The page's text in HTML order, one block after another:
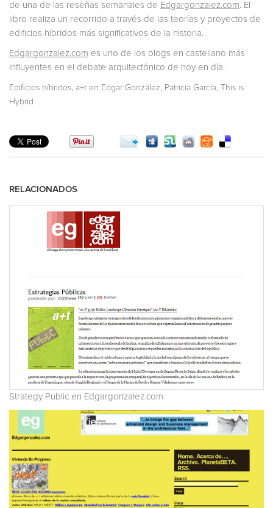
de una de las reseñas semanales de Edgargonzalez.com. El
libro realiza un recorrido a través de las teorías y proyectos de
edificios híbridos más significativos de la historia.
Edgargonzalez.com es uno de los blogs en castellano más
influyentes en el debate arquitectónico de hoy en día.
Edificios híbridos, a+t en Edgar González, Patricia García,
This is
Hybrid
RELACIONADOS
Strategy Public en Edgargonzalez.com